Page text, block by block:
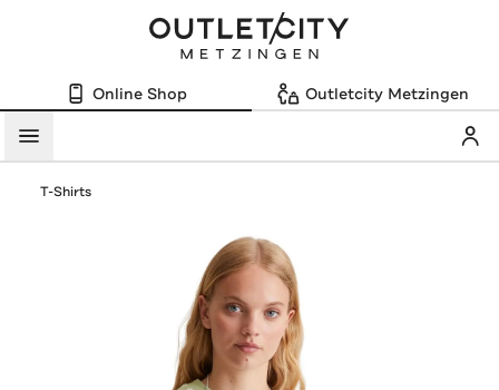
Online Shop Outletcity Metzingen
Menü
T-Shirts